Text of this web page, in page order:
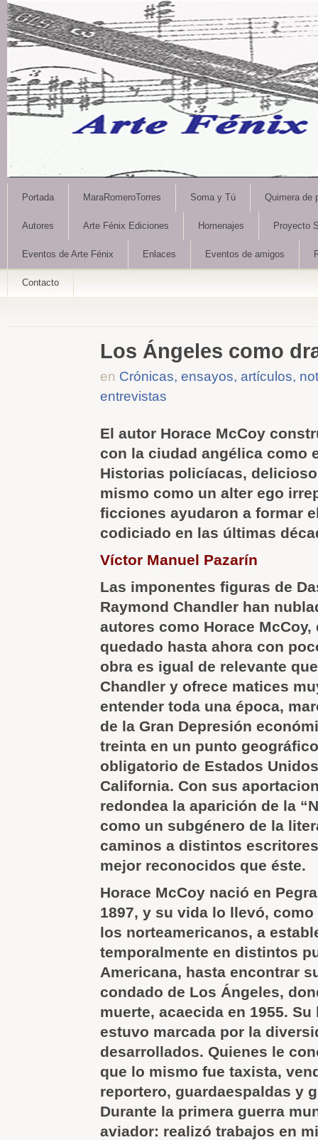
Portada MaraRomeroTorres Soma y Tú Quimera de
Autores Arte Fénix Ediciones Homenajes Proyecto
Eventos de Arte Fénix Enlaces Eventos de amigos
Contacto
Los Ángeles como
en Crónicas, ensayos, artículos,
entrevistas
El autor Horace McCoy
con la ciudad angélica como
Historias policíacas,
mismo como un alter ego
ficciones ayudaron a formar
codiciado en las últimas
Víctor Manuel Pazarín
Las imponentes figuras de
Raymond Chandler han
autores como Horace McCoy,
quedado hasta ahora con
obra es igual de relevante
Chandler y ofrece matices
entender toda una época,
de la Gran Depresión
treinta en un punto
obligatorio de Estados
California. Con sus
redondea la aparición de la
como un subgénero de la
caminos a distintos
mejor reconocidos que éste.
Horace McCoy nació en
1897, y su vida lo llevó,
los norteamericanos, a
temporalmente en distintos
Americana, hasta encontrar
condado de Los Ángeles,
muerte, acaecida en 1955.
estuvo marcada por la
desarrollados. Quienes le
que lo mismo fue taxista,
reportero, guardaespaldas y
Durante la primera guerra
aviador: realizó trabajos en